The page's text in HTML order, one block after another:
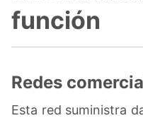
función
Redes
Esta red suministra